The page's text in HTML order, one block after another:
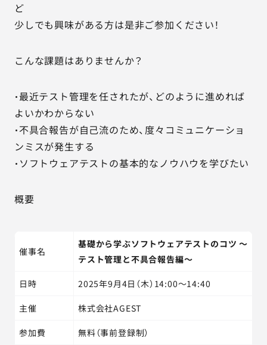
ど
少しでも興味がある方は是非ご参加ください！
こんな課題はありませんか？
・最近テスト管理を任されたが、どのように進めれば
よいかわからない
・不具合報告が自己流のため、度々コミュニケーショ
ンミスが発生する
・ソフトウェアテストの基本的なノウハウを学びたい
概要
催事名
基礎から学ぶソフトウェアテストのコツ ～
テスト管理と不具合報告編～
日時 2025年9月4日（木）14:00～14:40
主催 株式会社AGEST
参加費 無料（事前登録制）